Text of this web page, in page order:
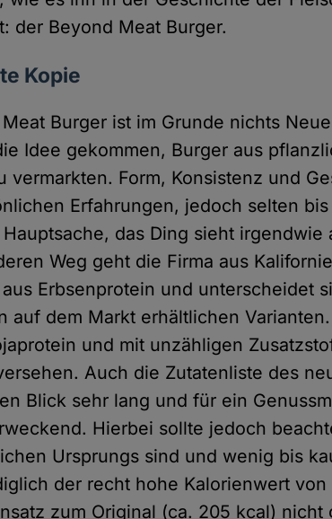
der Beyond Meat Burger.
Kopie
Burger ist im Grunde nichts
Idee gekommen, Burger aus
vermarkten. Form, Konsistenz und
Erfahrungen, jedoch selten
das Ding sieht irgendwie
Weg geht die Firma aus
Erbsenprotein und unterscheidet
auf dem Markt erhältlichen
und mit unzähligen
Auch die Zutatenliste des
Blick sehr lang und für ein
Hierbei sollte jedoch
Ursprungs sind und wenig bis
der recht hohe Kalorienwert
zum Original (ca. 205 kcal) nicht